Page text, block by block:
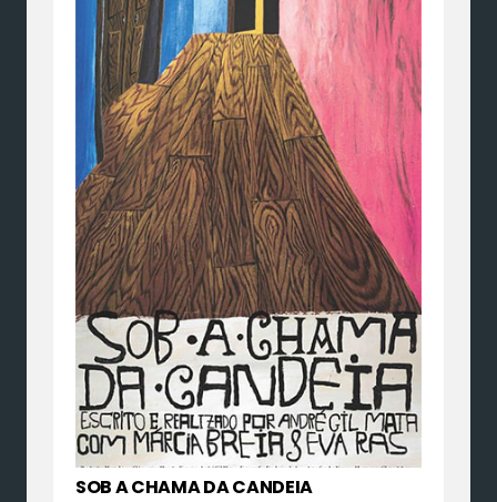
SOB A CHAMA DA CANDEIA